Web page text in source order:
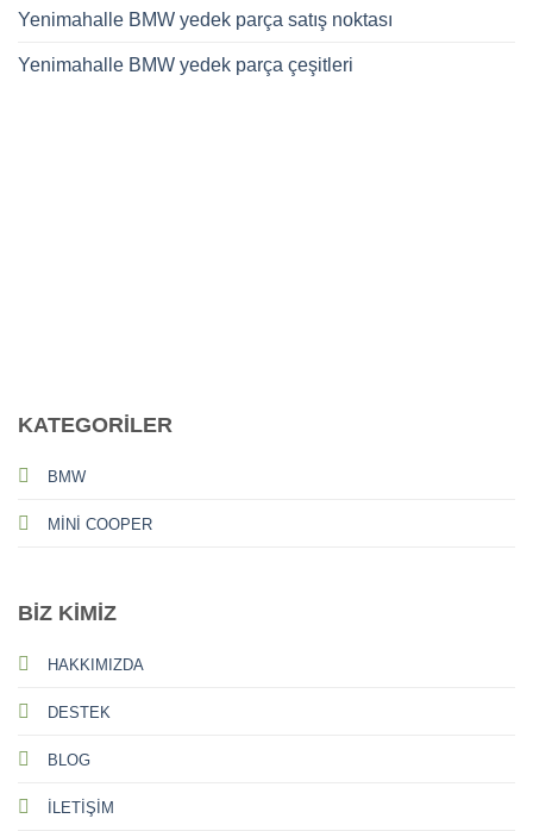
Yenimahalle BMW yedek parça satış noktası
Yenimahalle BMW yedek parça çeşitleri
KATEGORİLER
BMW
MİNİ COOPER
BİZ KİMİZ
HAKKIMIZDA
DESTEK
BLOG
İLETİŞİM